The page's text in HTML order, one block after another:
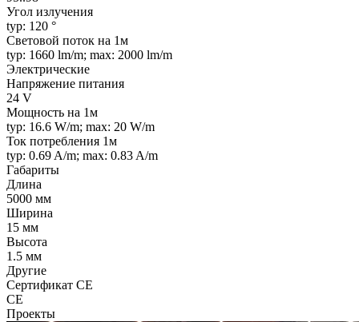
Угол излучения
typ: 120 °
Световой поток на 1м
typ: 1660 lm/m; max: 2000 lm/m
Электрические
Напряжение питания
24 V
Мощность на 1м
typ: 16.6 W/m; max: 20 W/m
Ток потребления 1м
typ: 0.69 A/m; max: 0.83 A/m
Габариты
Длина
5000 мм
Ширина
15 мм
Высота
1.5 мм
Другие
Сертификат CE
CE
Проекты